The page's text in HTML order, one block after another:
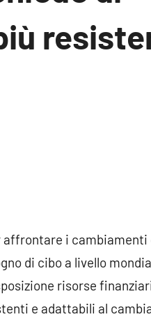
affrontare i
di cibo a livello
risorse
e adattabili al